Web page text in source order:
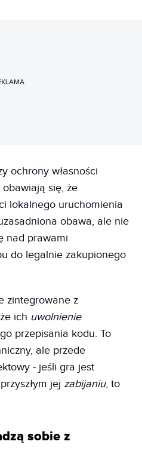
ochrony własności
się, że
lokalnego uruchomienia
obawa, ale nie
nad prawami
do legalnie zakupionego
zintegrowane z
ich uwolnienie
przepisania kodu. To
ale przede
- jeśli gra jest
jej zabijaniu, to
sobie z